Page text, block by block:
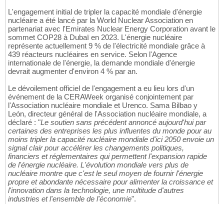
L'engagement initial de tripler la capacité mondiale d'énergie
nucléaire a été lancé par la World Nuclear Association en
partenariat avec l'Emirates Nuclear Energy Corporation avant le
sommet COP28 à Dubaï en 2023. L'énergie nucléaire
représente actuellement 9 % de l'électricité mondiale grâce à
439 réacteurs nucléaires en service. Selon l'Agence
internationale de l'énergie, la demande mondiale d'énergie
devrait augmenter d'environ 4 % par an.
Le dévoilement officiel de l'engagement a eu lieu lors d'un
événement de la CERAWeek organisé conjointement par
l'Association nucléaire mondiale et Urenco. Sama Bilbao y
León, directeur général de l'Association nucléaire mondiale, a
déclaré : "Le soutien sans précédent annoncé aujourd'hui par
certaines des entreprises les plus influentes du monde pour au
moins tripler la capacité nucléaire mondiale d'ici 2050 envoie un
signal clair pour accélérer les changements politiques,
financiers et réglementaires qui permettent l'expansion rapide
de l'énergie nucléaire. L'évolution mondiale vers plus de
nucléaire montre que c'est le seul moyen de fournir l'énergie
propre et abondante nécessaire pour alimenter la croissance et
l'innovation dans la technologie, une multitude d'autres
industries et l'ensemble de l'économie".